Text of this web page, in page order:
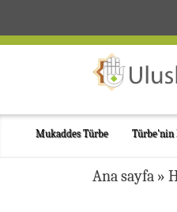
Mukaddes Türbe Türbe'nin
Ana sayfa »